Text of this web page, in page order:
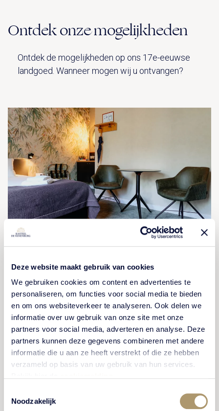
Deze website maakt gebruik van cookies
We gebruiken cookies om content en advertenties te
personaliseren, om functies voor social media te bieden
en om ons websiteverkeer te analyseren. Ook delen we
informatie over uw gebruik van onze site met onze
partners voor social media, adverteren en analyse. Deze
partners kunnen deze gegevens combineren met andere
informatie die u aan ze heeft verstrekt of die ze hebben
verzameld op basis van uw gebruik van hun services.
Noodzakelijk
Ontdek onze mogelijkheden
Ontdek de mogelijkheden op ons 17e-eeuwse
landgoed. Wanneer mogen wij u ontvangen?
Geniet van een ontspannen
verblijf
Verblijf in één van onze 48 hotelkamers of -suites
voor een complete beleving op ons landgoed. De
kamers zijn verspreid over 4 hofjes op het landgoed.
Elke kamer met een eigen entree en terras. Laat u
ouderwets verwennen en geniet van de natuurrijke
omgeving.
BEKIJK HOTELKAMERS & -SUITES